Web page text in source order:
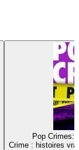
Pop Crimes:
Crime : histoires